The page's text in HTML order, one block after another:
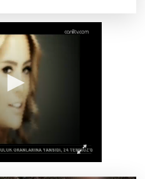
arasında 'hava'da yeni
kapasitesi artırıldı
Utku Caner Çaykara
kararı
fiyatları açıklandı... Alımlar 24